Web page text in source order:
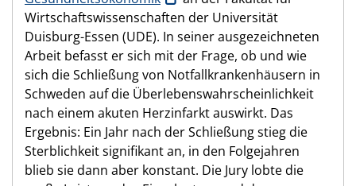
Wirtschaftswissenschaften der Universität
Duisburg-Essen (UDE). In seiner ausgezeichneten
Arbeit befasst er sich mit der Frage, ob und wie
sich die Schließung von Notfallkrankenhäusern in
Schweden auf die Überlebenswahrscheinlichkeit
nach einem akuten Herzinfarkt auswirkt. Das
Ergebnis: Ein Jahr nach der Schließung stieg die
Sterblichkeit signifikant an, in den Folgejahren
blieb sie dann aber konstant. Die Jury lobte die